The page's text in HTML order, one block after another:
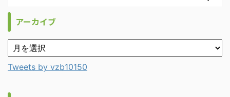
アーカイブ
Tweets by vzb10150